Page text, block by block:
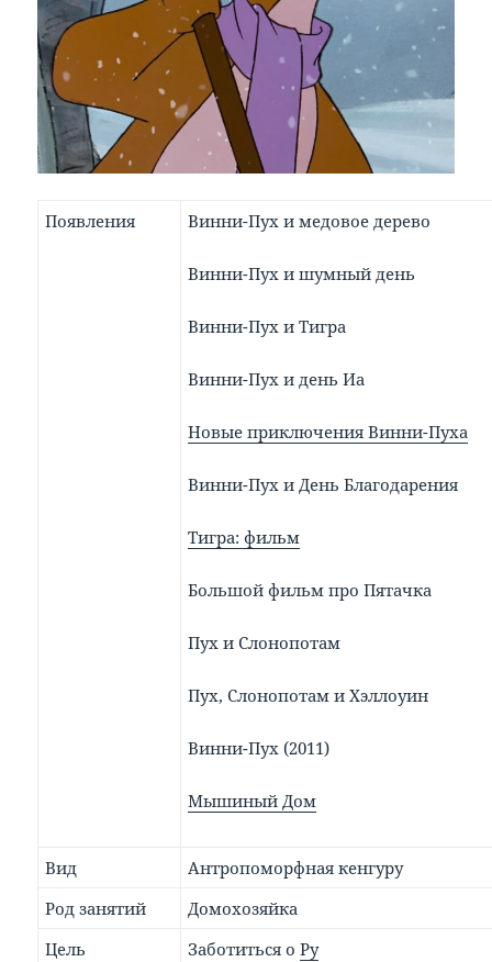
Появления Винни-Пух и медовое дерево
Винни-Пух и шумный день
Винни-Пух и Тигра
Винни-Пух и день Иа
Новые приключения Винни-Пуха
Винни-Пух и День Благодарения
Тигра: фильм
Большой фильм про Пятачка
Пух и Слонопотам
Пух, Слонопотам и Хэллоуин
Винни-Пух (2011)
Мышиный Дом
Вид
Антропоморфная кенгуру
Род занятий
Домохозяйка
Цель
Заботиться оРу